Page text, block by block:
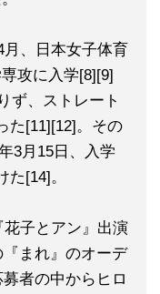
、日本女子体育
攻に入学[8][9]
ず、ストレート
た[11][12]。その
3月15日、入学
[14]。
子とアン』出演
まれ』のオーデ
者の中からヒロ